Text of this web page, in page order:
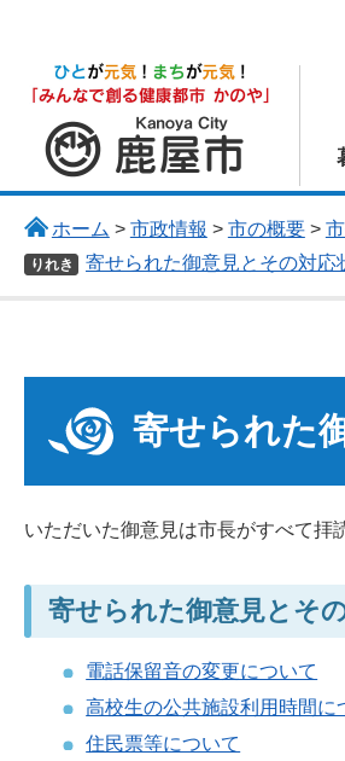
鹿屋市
ホーム > 市政情報 > 市の概要>
りれき 寄せられた御意見とその対応
寄せられた
いただいた御意見は市長がすべて拝
寄せられた御意見とそ
電話保留音の変更について
高校生の公共施設利用時間に
住民票等について